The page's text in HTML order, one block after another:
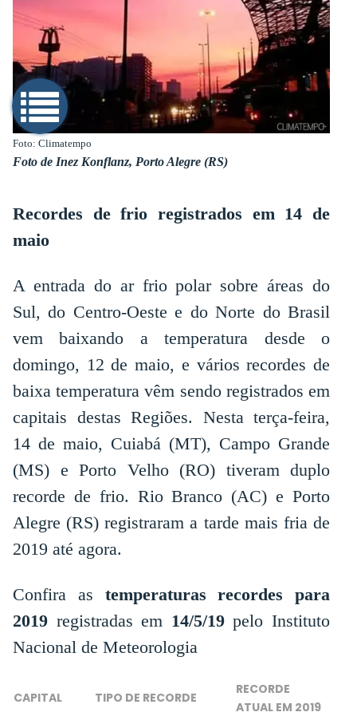
Foto: Climatempo
Foto de Inez Konflanz, Porto Alegre (RS)
Recordes de frio registrados em 14 de
maio
A entrada do ar frio polar sobre áreas do
Sul, do Centro-Oeste e do Norte do Brasil
vem baixando a temperatura desde o
domingo, 12 de maio, e vários recordes de
baixa temperatura vêm sendo registrados em
capitais destas Regiões. Nesta terça-feira,
14 de maio, Cuiabá (MT), Campo Grande
(MS) e Porto Velho (RO) tiveram duplo
recorde de frio. Rio Branco (AC) e Porto
Alegre (RS) registraram a tarde mais fria de
2019 até agora.
Confira as temperaturas recordes para
2019 registradas em 14/5/19pelo Instituto
Nacional de Meteorologia
CAPITAL TIPO DE RECORDE
RECORDE
ATUAL EM 2019